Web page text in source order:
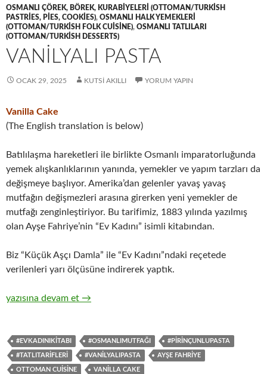
OSMANLI ÇÖREK, BÖREK, KURABIYELERI (OTTOMAN/TURKISH
PASTRIES, PIES, COOKIES), OSMANLI HALK YEMEKLERI
(OTTOMAN/TURKISH FOLK CUISINE), OSMANLI TATLILARI
(OTTOMAN/TURKISH DESSERTS)
VANILYALI PASTA
OCAK 29, 2025 KUTSI AKILLI YORUM YAPIN
Vanilla Cake
(The English translation is below)
Batılılaşma hareketleri ile birlikte Osmanlı imparatorluğunda
yemek alışkanlıklarının yanında, yemekler ve yapım tarzları da
değişmeye başlıyor. Amerika’dan gelenler yavaş yavaş
mutfağın değişmezleri arasına girerken yeni yemekler de
mutfağı zenginleştiriyor. Bu tarifimiz, 1883 yılında yazılmış
olan Ayşe Fahriye’nin “Ev Kadını” isimli kitabından.
Biz “Küçük Aşçı Damla” ile “Ev Kadını”ndaki reçetede
verilenleri yarı ölçüsüne indirerek yaptık.
Vanilyalı Pasta
yazısına devam et →
#EVKADINIKITABI #OSMANLIMUTFAĞI #PIRINÇUNLUPASTA
#TATLITARIFLERI #VANILYALIPASTA AYŞE FAHRIYE
OTTOMAN CUISINE VANILLA CAKE